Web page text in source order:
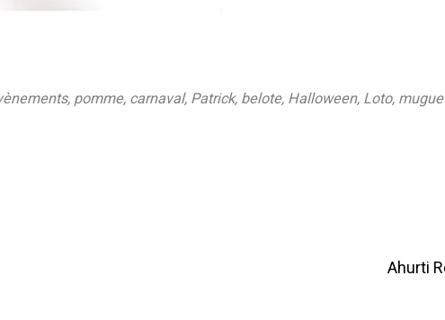
pomme, carnaval, Patrick, belote, Halloween, Loto,
Ahurti